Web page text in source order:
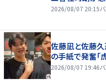
2026/08/07 20:15
佐藤凪と佐藤
の手紙で発奮「
2026/08/07 19:46